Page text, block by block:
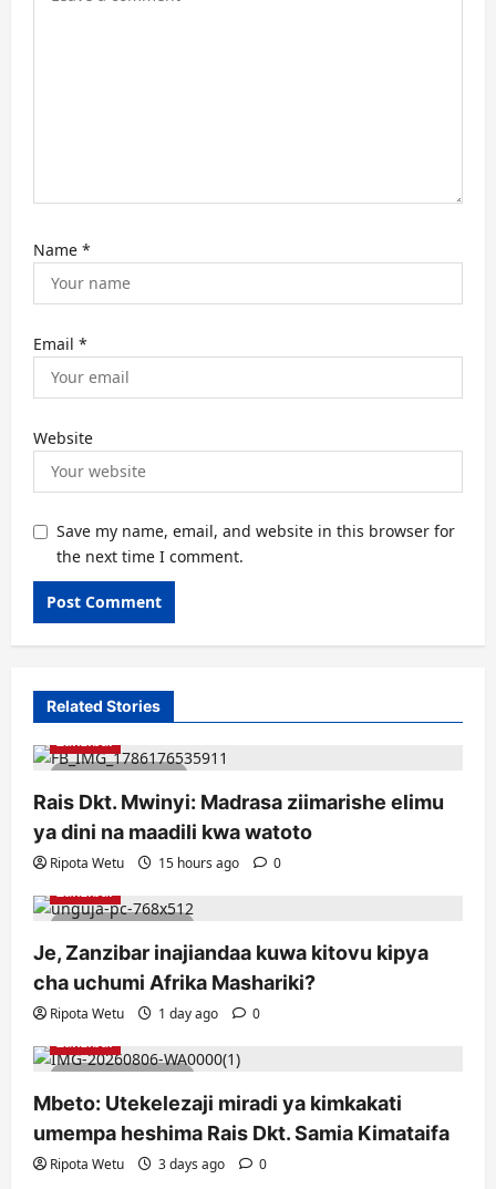
Name *
Email *
Website
Save my name, email, and website in this browser for
the next time I comment.
Related Stories
1 minute read
Zanzibar
Rais Dkt. Mwinyi: Madrasa ziimarishe elimu
ya dini na maadili kwa watoto
Ripota Wetu 15 hours ago 0
4 minutes read
Zanzibar
Je, Zanzibar inajiandaa kuwa kitovu kipya
cha uchumi Afrika Mashariki?
Ripota Wetu 1 day ago 0
2 minutes read
Zanzibar
Mbeto: Utekelezaji miradi ya kimkakati
umempa heshima Rais Dkt. Samia Kimataifa
Ripota Wetu 3 days ago 0